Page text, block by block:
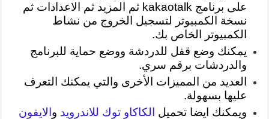
على برنامج kakaotalk ثم المزيد ثم الاعدادات ثم
نسخة الكمبيوتر لتسجيل الخروج من نشاط
الكمبيوتر الخاص بك.
يمكنك وضع قفل للدردشة ووضع حماية للبرنامج
والدردشات برقم سري.
العديد من المميزات الأخرى والتي يمكنك التعرف
عليها بسهولة.
ويمكنك ايضا تحميل
الكاكاو توك للاندرويد و الايفون